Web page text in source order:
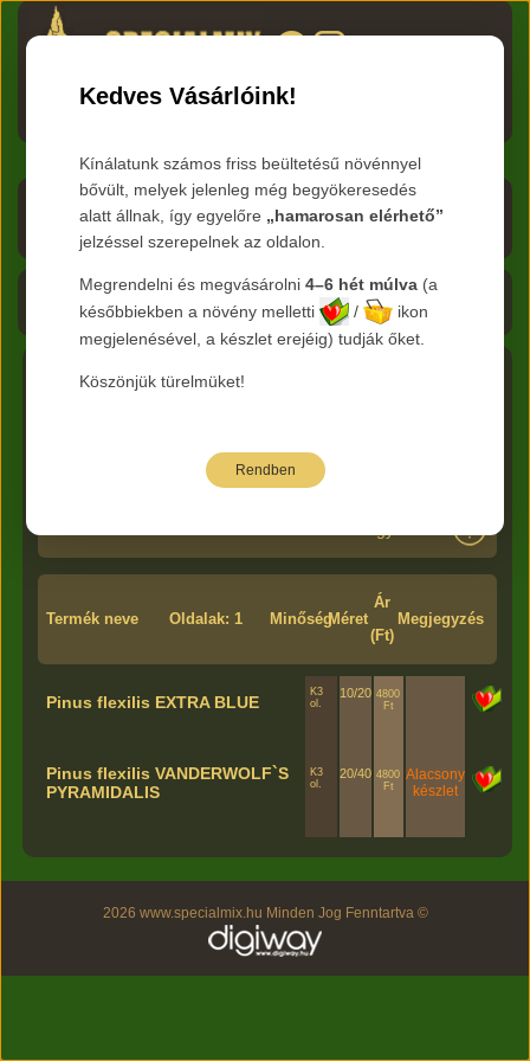
Kedves Vásárlóink!
Kínálatunk számos friss beültetésű növénnyel
bővült, melyek jelenleg még begyökeresedés
alatt állnak, így egyelőre „hamarosan elérhető”
jelzéssel szerepelnek az oldalon.
Megrendelni és megvásárolni4–6 hét múlva (a
későbbiekben a növény melletti
/
ikon
megjelenésével, a készlet erejéig) tudják őket.
Köszönjük türelmüket!
Rendben
Árlista letöltése
Frissítve:
Kosár - 0 Ft
Főkategória: Tűlevelű örökzöldek
Termék neve Oldalak: 1 MinőségMéret
Ár
(Ft)
Megjegyzés
Pinus flexilis EXTRA BLUE
K3
ol.
10/20 4800
Ft
Pinus flexilis VANDERWOLF`S
PYRAMIDALIS
K3
ol.
20/40 4800
Ft
Alacsony
készlet
2026 www.specialmix.hu Minden Jog Fenntartva ©